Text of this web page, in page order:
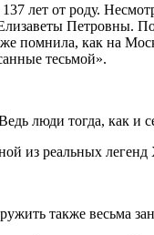
лет от роду.
Елизаветы
помнила, как на
тесьмой».
люди тогда, как
из реальных легенд
также весьма